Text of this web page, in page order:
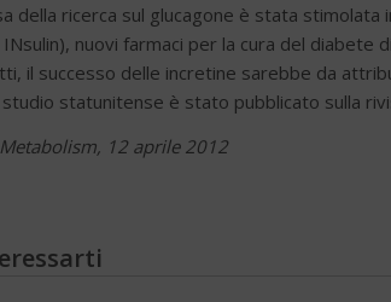
della ricerca sul glucagone è stata
nuovi farmaci per la cura del diabete
il successo delle incretine sarebbe da
statunitense è stato pubblicato sulla
Metabolism, 12 aprile 2012